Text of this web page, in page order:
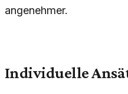
angenehmer.
Individuelle